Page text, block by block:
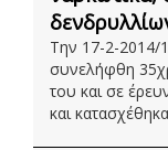
Την 17-2-2014/
συνελήφθη
του και σε
και